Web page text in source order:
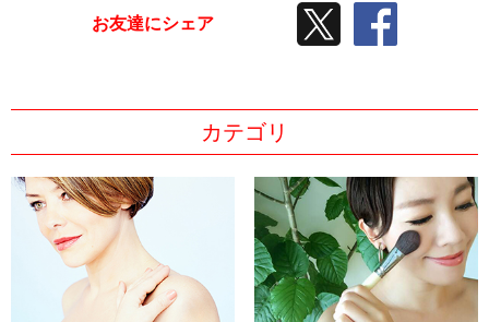
お友達にシェア
TWEETする
カテゴリ